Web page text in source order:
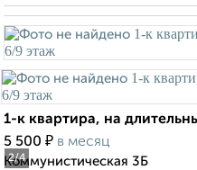
2/4
1-к квартира, на
5 500 ₽ в месяц
Коммунистическая 3Б